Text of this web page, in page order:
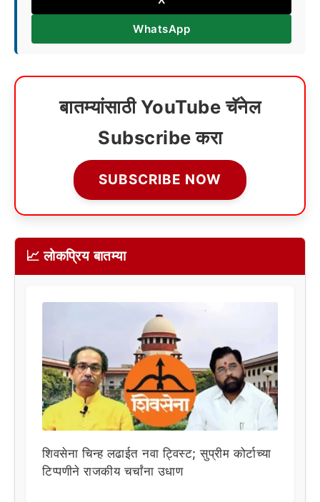
WhatsApp
बातम्यांसाठी YouTube चॅनेल
Subscribe करा
SUBSCRIBE NOW
📈 लोकप्रिय बातम्या
शिवसेना चिन्ह लढाईत नवा ट्विस्ट; सुप्रीम कोर्टाच्या
टिप्पणीने राजकीय चर्चांना उधाण